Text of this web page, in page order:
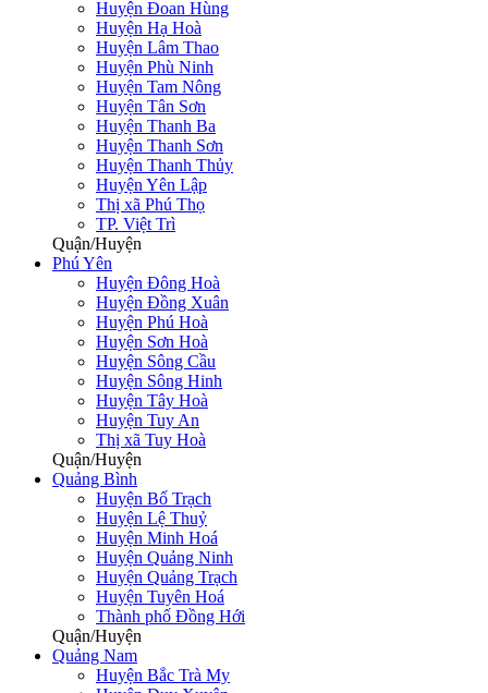
Huyện Đoan Hùng
Huyện Hạ Hoà
Huyện Lâm Thao
Huyện Phù Ninh
Huyện Tam Nông
Huyện Tân Sơn
Huyện Thanh Ba
Huyện Thanh Sơn
Huyện Thanh Thủy
Huyện Yên Lập
Thị xã Phú Thọ
TP. Việt Trì
Quận/Huyện
Phú Yên
Huyện Đông Hoà
Huyện Đồng Xuân
Huyện Phú Hoà
Huyện Sơn Hoà
Huyện Sông Cầu
Huyện Sông Hinh
Huyện Tây Hoà
Huyện Tuy An
Thị xã Tuy Hoà
Quận/Huyện
Quảng Bình
Huyện Bố Trạch
Huyện Lệ Thuỷ
Huyện Minh Hoá
Huyện Quảng Ninh
Huyện Quảng Trạch
Huyện Tuyên Hoá
Thành phố Đồng Hới
Quận/Huyện
Quảng Nam
Huyện Bắc Trà My